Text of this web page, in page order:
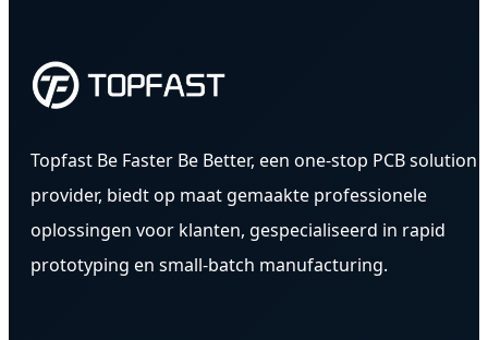
Topfast Be Faster Be Better, een one-stop PCB solution
provider, biedt op maat gemaakte professionele
oplossingen voor klanten, gespecialiseerd in rapid
prototyping en small-batch manufacturing.